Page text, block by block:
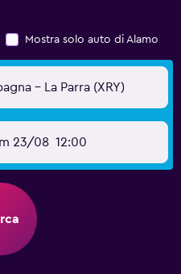
Mostra solo auto di Alamo
- La Parra (XRY)
23/08 12:00